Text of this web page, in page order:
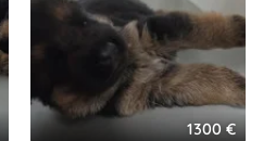
1300 €